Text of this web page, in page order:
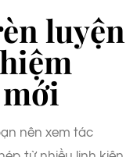
luyện
nên xem tác